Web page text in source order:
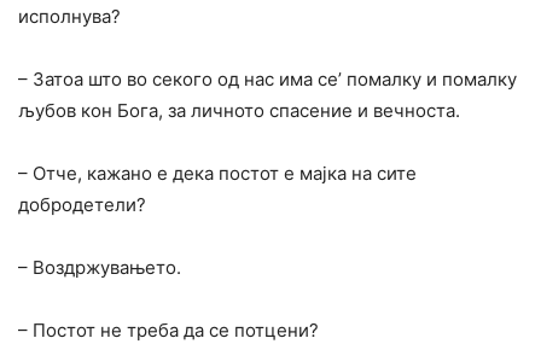
исполнува?
– Затоа што во секого од нас има се’ помалку и помалку
љубов кон Бога, за личното спасение и вечноста.
– Отче, кажано е дека постот е мајка на сите
добродетели?
– Воздржувањето.
– Постот не треба да се потцени?